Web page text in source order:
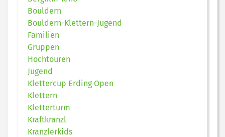
Bouldern
Bouldern-Klettern-Jugend
Familien
Gruppen
Hochtouren
Jugend
Klettercup Erding Open
Klettern
Kletterturm
Kraftkranzl
Kranzlerkids